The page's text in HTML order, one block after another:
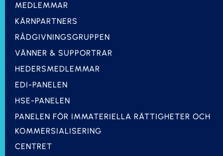
MEDLEMMAR
KÄRNPARTNERS
RÅDGIVNINGSGRUPPEN
VÄNNER & SUPPORTRAR
HEDERSMEDLEMMAR
EDI-PANELEN
HSE-PANELEN
PANELEN FÖR IMMATERIELLA RÄTTIGHETER OCH
KOMMERSIALISERING
CENTRET